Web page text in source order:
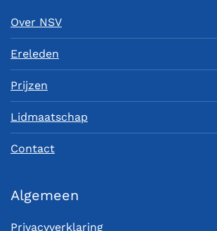
Over NSV
Ereleden
Prijzen
Lidmaatschap
Contact
Algemeen
Privacyverklaring